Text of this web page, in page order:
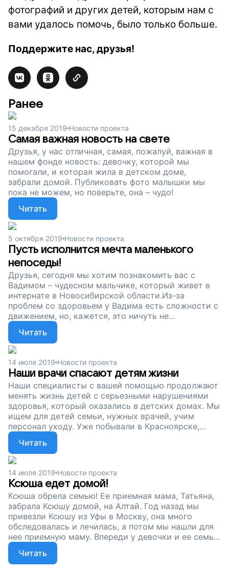
фотографий и других детей, которым нам с
вами удалось помочь, было только больше.
Поддержите нас, друзья!
Ранее
15 декабря 2019 Новости проекта
Самая важная новость на свете
Друзья, у нас отличная, самая, пожалуй, важная в
нашем фонде новость: девочку, которой мы
помогали, и которая жила в детском доме,
забрали домой. Публиковать фото малышки мы
пока не можем, но поверьте, она – чудо!
Читать
5 октября 2019 Новости проекта
Пусть исполнится мечта маленького
непоседы!
Друзья, сегодня мы хотим познакомить вас с
Вадимом – чудесном мальчике, который живет в
интернате в Новосибирской области.Из-за
проблем со здоровьем у Вадима есть сложности с
движением, но, кажется, это ничуть не
останавливает подвижного мальчишку. Вадим не
просто ходит – он бегает! Такое чувство, что
ограничений в движении для него просто не
существует!
Читать
14 июля 2019 Новости проекта
Наши врачи спасают детям жизни
Наши специалисты с вашей помощью продолжают
менять жизнь детей с серьезными нарушениями
здоровья, который оказались в детских домах. Мы
ищем для детей семьи, нужных врачей, учим
персонал уходу. Уже побывали в Красноярске,
Вологде, Ленинградской области. Но впереди у нас
еще много дел: нужно съездить в Свердловскую
область, Орел, Пермский край. Но без вашей
помощи нам не справится. Поддержите наш
проект, чтобы дети-сироты с нарушениями
здоровья могли жить полноценно!
Читать
14 июля 2019 Новости проекта
Ксюша едет домой!
Ксюша обрела семью! Ее приемная мама, Татьяна,
забрала Ксюшу домой, на Алтай. Год назад мы
привезли Ксюшу из Уфы в Москву, она много
обследовалась и лечилась, а потом мы нашли для
нее приемную маму. Впереди у девочки и ее семьи
еще большой путь – целая жизнь. А мы
продолжаем собирать деньги, чтобы помогать
детям-сиротам с тяжелыми нарушениями
Читать